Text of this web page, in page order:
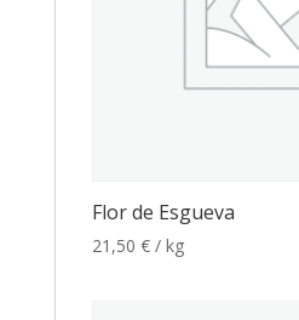
Flor de Esgueva
21,50 € / kg